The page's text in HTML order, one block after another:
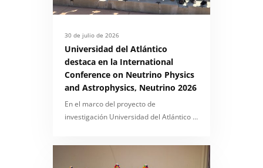
30 de julio de 2026
Universidad del Atlántico
destaca en la International
Conference on Neutrino Physics
and Astrophysics, Neutrino 2026
En el marco del proyecto de
investigación Universidad del Atlántico …